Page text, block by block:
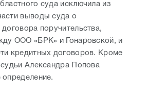
суда исключила из
выводы суда о
договора поручительства,
ООО «БРК» и Гонаровской, и
кредитных договоров. Кроме
Александра Попова
определение.